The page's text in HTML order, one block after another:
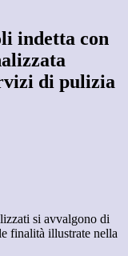
indetta con
di pulizia
si avvalgono di
finalità illustrate nella